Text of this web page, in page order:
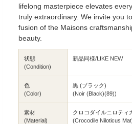
lifelong masterpiece elevates
truly extraordinary. We invite you
fusion of the Maisons
beauty.
状態
(Condition)
新品同様/LIKE NEW
色
(Color)
黒 (ブラック)
(Noir (Black)(89))
素材
(Material)
クロコダイルニロティ
(Crocodile Niloticus